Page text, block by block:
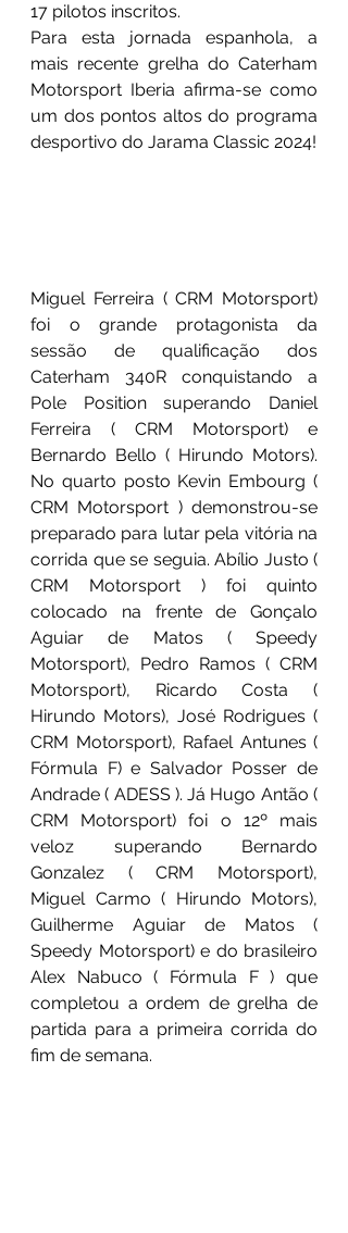
17 pilotos inscritos.
Para esta jornada espanhola, a
mais recente grelha do Caterham
Motorsport Iberia afirma-se como
um dos pontos altos do programa
desportivo do Jarama Classic 2024!
Miguel Ferreira ( CRM Motorsport)
foi o grande protagonista da
sessão de qualificação dos
Caterham 340R conquistando a
Pole Position superando Daniel
Ferreira ( CRM Motorsport) e
Bernardo Bello ( Hirundo Motors).
No quarto posto Kevin Embourg (
CRM Motorsport ) demonstrou-se
preparado para lutar pela vitória na
corrida que se seguia. Abílio Justo (
CRM Motorsport ) foi quinto
colocado na frente de Gonçalo
Aguiar de Matos ( Speedy
Motorsport), Pedro Ramos ( CRM
Motorsport), Ricardo Costa (
Hirundo Motors), José Rodrigues (
CRM Motorsport), Rafael Antunes (
Fórmula F) e Salvador Posser de
Andrade ( ADESS ). Já Hugo Antão (
CRM Motorsport) foi o 12º mais
veloz superando Bernardo
Gonzalez ( CRM Motorsport),
Miguel Carmo ( Hirundo Motors),
Guilherme Aguiar de Matos (
Speedy Motorsport) e do brasileiro
Alex Nabuco ( Fórmula F ) que
completou a ordem de grelha de
partida para a primeira corrida do
fim de semana.